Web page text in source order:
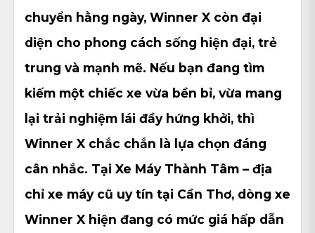
chuyển hằng ngày, Winner X còn đại
diện cho phong cách sống hiện đại, trẻ
trung và mạnh mẽ. Nếu bạn đang tìm
kiếm một chiếc xe vừa bền bỉ, vừa mang
lại trải nghiệm lái đầy hứng khởi, thì
Winner X chắc chắn là lựa chọn đáng
cân nhắc. Tại Xe Máy Thành Tâm – địa
chỉ xe máy cũ uy tín tại Cần Thơ, dòng xe
Winner X hiện đang có mức giá hấp dẫn